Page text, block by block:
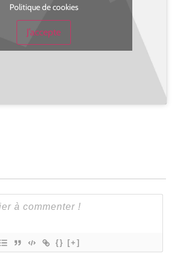
Politique de cookies
J’accepte
{} [+]